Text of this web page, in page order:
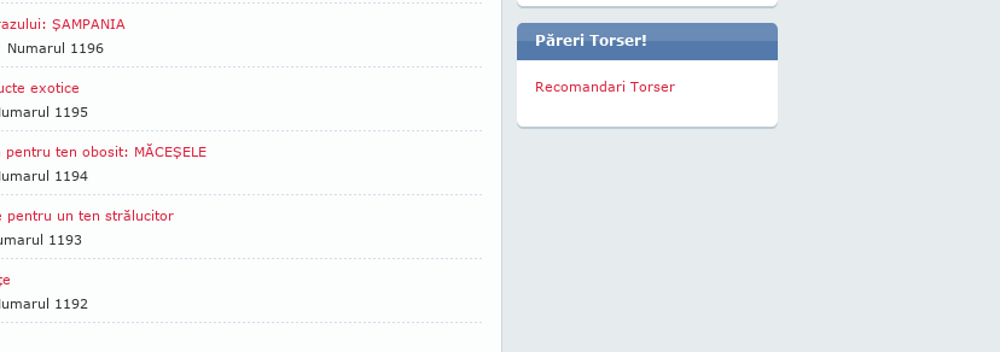
ŞAMPANIA
Numarul 1196
exotice
1195
ten obosit: MĂCEŞELE
1194
pentru un ten strălucitor
1193
1192
Păreri Torser!
Recomandari Torser